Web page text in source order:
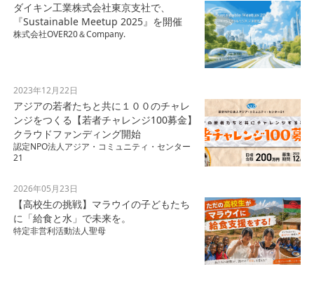
ダイキン工業株式会社東京支社で、
『Sustainable Meetup 2025』を開催
株式会社OVER20＆Company.
2023年12月22日
アジアの若者たちと共に１００のチャレ
ンジをつくる【若者チャレンジ100募金】
クラウドファンディング開始
認定NPO法人アジア・コミュニティ・センター
21
2026年05月23日
【高校生の挑戦】マラウイの子どもたち
に「給食と水」で未来を。
特定非営利活動法人聖母